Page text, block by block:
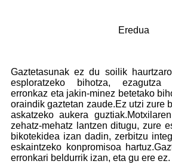
Eredua
Gaztetasunak ez du soilik
esploratzeko bihotza, ezagutza
erronkaz eta jakin-minez betetako
oraindik gaztetan zaude.Ez utzi zure
askatzeko aukera
zehatz-mehatz lantzen ditugu, zure
bikotekidea izan dadin, zerbitzu
eskaintzeko konpromisoa
erronkari beldurrik izan, eta gu ere ez.